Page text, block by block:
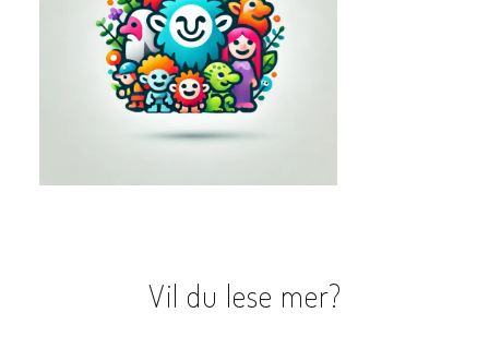
Vil du lese mer?